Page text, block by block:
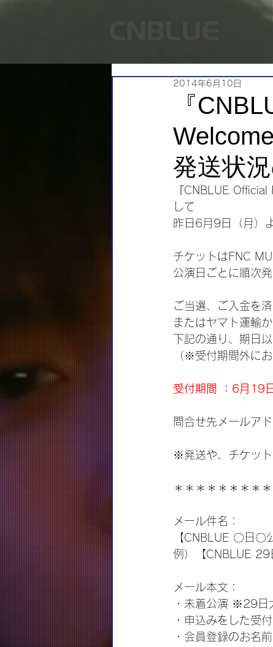
『
発送状
2014年6月10日
『CNBLUE
して
昨日6月9日（月）
チケットはFNC
公演日ごとに順次
ご当選、ご入金を
またはヤマト運輸
下記の通り、期日
（※受付期間外に
受付期間 ：6月19
問合せ先メールア
※発送や、チケット
＊＊＊＊＊＊＊＊＊
メール件名：
【CNBLUE 〇日〇
例）【CNBLUE 29
メール本文：
・未着公演 ※29
・申込みをした受
・会員登録のお名前